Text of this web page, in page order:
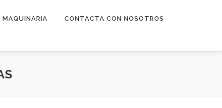
MAQUINARIA CONTACTA CON NOSOTROS